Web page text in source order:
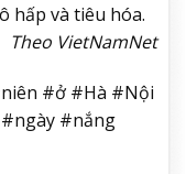
hấp và tiêu hóa.
Theo VietNamNet
#ở #Hà #Nội
#nắng